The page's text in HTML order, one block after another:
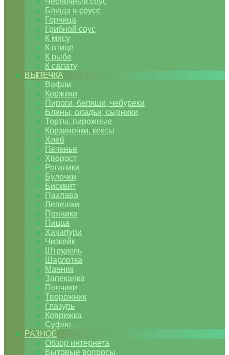
Блюда в соусе
Горчица
Грибной соус
К мясу
К птице
К рыбе
К салату
ВЫПЕЧКА
Вафли
Коржики
Пироги, беляши, чебуреки
Блины, оладьи, сырники
Торты, пирожные
Корзиночки, кексы
Хлеб
Печенье
Хворост
Рогалики
Булочки
Бисквит
Пахлава
Лепешки
Пряники
Пицца
Хачапури
Чизкейк
Штрудель
Шарлотка
Манник
Запеканка
Пончики
Творожник
Глазурь
Коврижка
Суфле
РАЗНОЕ
Обзор интернета
Бытовые вопросы